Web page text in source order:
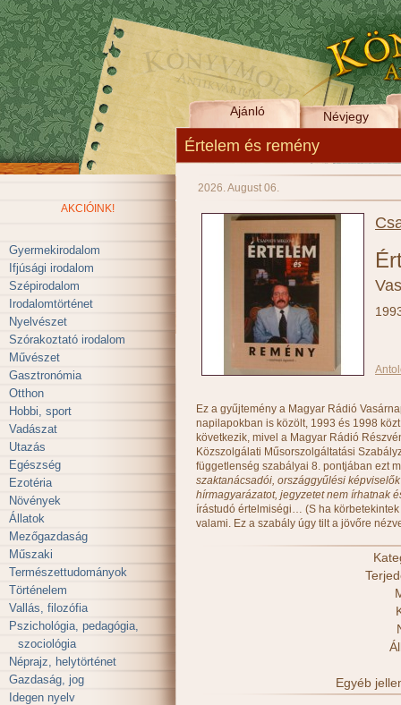
Ajánló Névjegy
Értelem és remény
AKCIÓINK!
Gyermekirodalom
Ifjúsági irodalom
Szépirodalom
Irodalomtörténet
Nyelvészet
Szórakoztató irodalom
Művészet
Gasztronómia
Otthon
Hobbi, sport
Vadászat
Utazás
Egészség
Ezotéria
Növények
Állatok
Mezőgazdaság
Műszaki
Természettudományok
Történelem
Vallás, filozófia
Pszichológia, pedagógia,
szociológia
Néprajz, helytörténet
Gazdaság, jog
Idegen nyelv
2026. August 06.
Ez a gyűjtemény a Magyar Rádió
napilapokban is közölt, 1993 és 1998
következik, mivel a Magyar Rádió
Közszolgálati Műsorszolgáltatási
függetlenség szabályai 8. pontjában ezt
szaktanácsadói, országgyűlési
hírmagyarázatot, jegyzetet nem írhatnak
írástudó értelmiségi… (S ha
valami. Ez a szabály úgy tilt a jövőre
Egyéb